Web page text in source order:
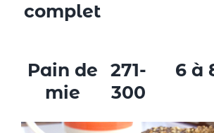
complet
Pain de
mie
271-
300
6 à